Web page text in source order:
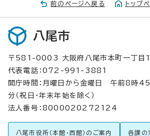
前のページへ戻る トップ
八尾市
〒581-0003 大阪府八尾市本町一丁目
代表電話：072-991-3881
開庁時間：月曜日から金曜日 午前8時
分（祝日・年末年始を除く）
法人番号：8000020272124
八尾市役所（本館・西館）のご案内 各課の